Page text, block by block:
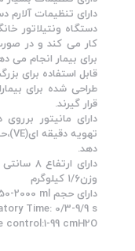
دارای تنظیمات آلارم
برای بیمار انجام می
قابل استفاده برای
قرار گیرند.
دهد.
وزن۱/۶ کیلوگرم
دارای حجم TV=50-2000 ml
Time: 0/3-9/9 s
control:1-99 cmH2O